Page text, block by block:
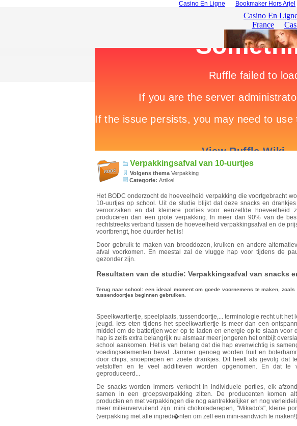
Casino En Ligne Bookmaker Hors Arjel
Verpakkingsafval van 10-uurtjes
Volgens thema Verpakking
Categorie: Artikel
Het BODC onderzocht de hoeveelheid verpakking die voortgebracht
10-uurtjes op school. Uit de studie blijkt dat deze snacks en
veroorzaken en dat kleinere porties voor eenzelfde hoeveelheid
produceren dan een grote verpakking. In meer dan 90% van de
rechtstreeks verband tussen de hoeveelheid verpakkingsafval en de
voortbrengt, hoe duurder het is!
Door gebruik te maken van brooddozen, kruiken en andere
afval voorkomen. En meestal zal de vlugge hap voor tijdens de
gezonder zijn.
Resultaten van de studie: Verpakkingsafval van snacks
Terug naar school: een ideaal moment om goede voornemens te maken,
tussendoortjes beginnen gebruiken.
Speelkwartiertje, speelplaats, tussendoortje,... terminologie recht uit het
jeugd. Iets eten tijdens het speelkwartiertje is meer dan een
middel om de batterijen weer op te laden en energie op te slaan voor
hap is zelfs extra belangrijk nu alsmaar meer jongeren het ontbijt
school aankomen. Het is van belang dat die hap evenwichtig is
voedingselementen bevat. Jammer genoeg worden fruit en
door chips, snoeprepen en zoete drankjes. Dit heeft als gevolg dat
vetstoffen en te veel additieven worden opgenomen. En dat te
geproduceerd...
De snacks worden immers verkocht in individuele porties, elk
samen in een groepsverpakking zitten. De producenten komen
producten en met verpakkingen die nog aantrekkelijker en nog
meer milieuvervuilend zijn: mini chokoladerepen, "Mikado's", kleine
(verpakking met alle ingredi�nten om zelf een mini-sandwich te